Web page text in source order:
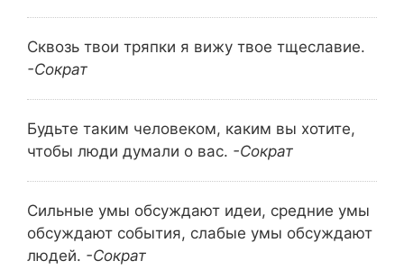
Сквозь твои тряпки я вижу твое тщеславие.
-Сократ
Будьте таким человеком, каким вы хотите,
чтобы люди думали о вас. -Сократ
Сильные умы обсуждают идеи, средние умы
обсуждают события, слабые умы обсуждают
людей. -Сократ